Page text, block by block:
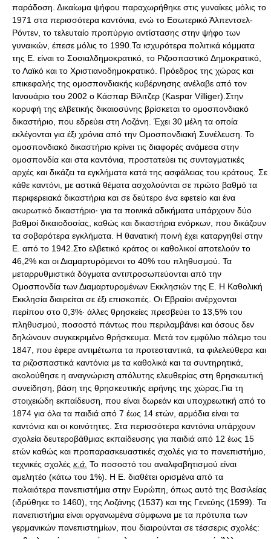
παράδοση. Δικαίωμα ψήφου παραχωρήθηκε στις γυναίκες μόλις το
1971 στα περισσότερα καντόνια, ενώ το Εσωτερικό Άλπεντσελ-
Ρόντεν, το τελευταίο προπύργιο αντίστασης στην ψήφο των
γυναικών, έπεσε μόλις το 1990.Τα ισχυρότερα πολιτικά κόμματα
της Ε. είναι το Σοσιαλδημοκρατικό, το Ριζοσπαστικό Δημοκρατικό,
το Λαϊκό και το Χριστιανοδημοκρατικό. Πρόεδρος της χώρας και
επικεφαλής της ομοσπονδιακής κυβέρνησης ανέλαβε από τον
Ιανουάριο του 2002 ο Κάσπαρ Βίλιτζερ (Kaspαr Villiger).Στην
κορυφή της ελβετικής δικαιοσύνης βρίσκεται το ομοσπονδιακό
δικαστήριο, που εδρεύει στη Λοζάνη. Έχει 30 μέλη τα οποία
εκλέγονται για έξι χρόνια από την Ομοσπονδιακή Συνέλευση. Το
ομοσπονδιακό δικαστήριο κρίνει τις διαφορές ανάμεσα στην
ομοσπονδία και στα καντόνια, προστατεύει τις συνταγματικές
αρχές και δικάζει τα εγκλήματα κατά της ασφάλειας του κράτους. Σε
κάθε καντόνι, με αστικά θέματα ασχολούνται σε πρώτο βαθμό τα
περιφερειακά δικαστήρια και σε δεύτερο ένα εφετείο και ένα
ακυρωτικό δικαστήριο· για τα ποινικά αδικήματα υπάρχουν δύο
βαθμοί δικαιοδοσίας, καθώς και δικαστήρια ενόρκων, που δικάζουν
τα σοβαρότερα εγκλήματα. Η θανατική ποινή έχει καταργηθεί στην
Ε. από το 1942.Στο ελβετικό κράτος οι καθολικοί αποτελούν το
46,2% και οι Διαμαρτυρόμενοι το 40% του πληθυσμού. Τα
μεταρρυθμιστικά δόγματα αντιπροσωπεύονται από την
Ομοσπονδία των Διαμαρτυρομένων Εκκλησιών της Ε. Η Καθολική
Εκκλησία διαιρείται σε έξι επισκοπές. Οι Εβραίοι ανέρχονται
περίπου στο 0,3%· άλλες θρησκείες πρεσβεύει το 13,5% του
πληθυσμού, ποσοστό πάντως που περιλαμβάνει και όσους δεν
δηλώνουν συγκεκριμένο θρήσκευμα. Μετά τον εμφύλιο πόλεμο του
1847, που έφερε αντιμέτωπα τα προτεσταντικά, τα φιλελεύθερα και
τα ριζοσπαστικά καντόνια με τα καθολικά και τα συντηρητικά,
ακολούθησε η αναγνώριση απόλυτης ελευθερίας στη θρησκευτική
συνείδηση, βάση της θρησκευτικής ειρήνης της χώρας.Για τη
στοιχειώδη εκπαίδευση, που είναι δωρεάν και υποχρεωτική από το
1874 για όλα τα παιδιά από 7 έως 14 ετών, αρμόδια είναι τα
καντόνια και οι κοινότητες. Στα περισσότερα καντόνια υπάρχουν
σχολεία δευτεροβάθμιας εκπαίδευσης για παιδιά από 12 έως 15
ετών καθώς και προπαρασκευαστικές σχολές για το πανεπιστήμιο,
τεχνικές σχολές κ.ά. Το ποσοστό του αναλφαβητισμού είναι
αμελητέο (κάτω του 1%). Η Ε. διαθέτει ορισμένα από τα
παλαιότερα πανεπιστήμια στην Ευρώπη, όπως αυτό της Βασιλείας
(ιδρύθηκε το 1460), της Λοζάνης (1537) και της Γενεύης (1599). Τα
πανεπιστήμια είναι οργανωμένα σύμφωνα με τα πρότυπα των
γερμανικών πανεπιστημίων, που διαιρούνται σε τέσσερις σχολές: